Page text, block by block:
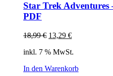
Star Trek Adventures
PDF
18,99€ Ursprünglicher
war:
13,29 €Aktueller
ist:
inkl. 7 % MwSt.
In den Warenkorb